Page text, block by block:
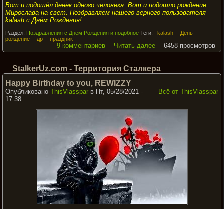
Вот и подошёл денёк одного человека. Вот и подошло рождение
Мирослава на свет. Поздравляем нашего верного пользователя
kalash с Днём Рождения!
Раздел: Поздравления с Днём Рождения и подобное Теги: kalash
День
рождение
др праздник
9 комментариев Читать далее 6458 просмотров
StalkerUz.com - Территория Сталкера
Happy Birthday to you, REWIZZY
Всё от ThisVlasspar
Опубликовано ThisVlasspar в Пт, 05/28/2021 -
17:38